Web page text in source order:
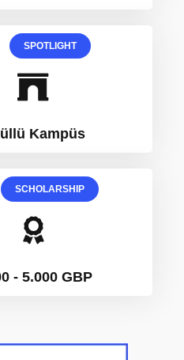
SPOTLIGHT
Kampüs
SCHOLARSHIP
- 5.000 GBP